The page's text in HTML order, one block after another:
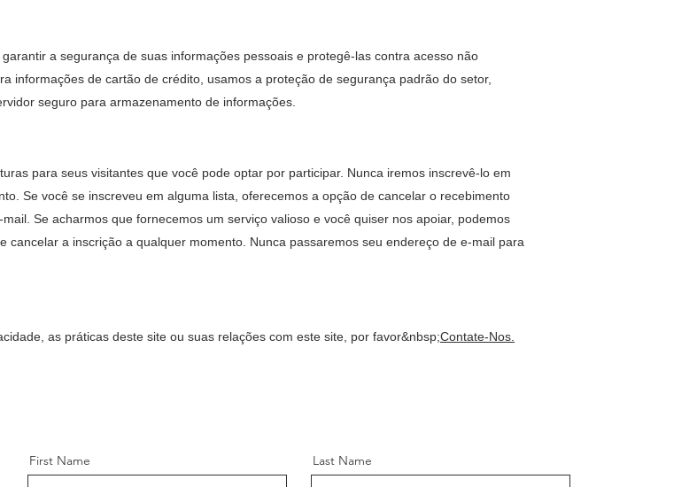
a segurança de suas informações pessoais e protegê-las contra acesso não
informações de cartão de crédito, usamos a proteção de segurança padrão do setor,
seguro para armazenamento de informações.
para seus visitantes que você pode optar por participar. Nunca iremos inscrevê-lo em
Se você se inscreveu em alguma lista, oferecemos a opção de cancelar o recebimento
Se acharmos que fornecemos um serviço valioso e você quiser nos apoiar, podemos
cancelar a inscrição a qualquer momento. Nunca passaremos seu endereço de e-mail para
as práticas deste site ou suas relações com este site, por favor&nbsp;Contate-Nos.
First Name Last Name